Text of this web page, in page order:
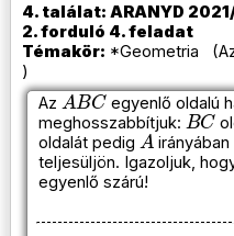
4. találat: ARANYD
2. forduló 4. feladat
Témakör: *Geometria
)
Az
ABC
egyenlő oldalú
meghosszabbítjuk:
BC
oldalát pedig
A
irányában
teljesüljön. Igazoljuk,
egyenlő szárú!